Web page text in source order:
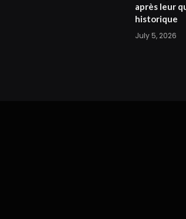
après leur
historique
July 5, 2026